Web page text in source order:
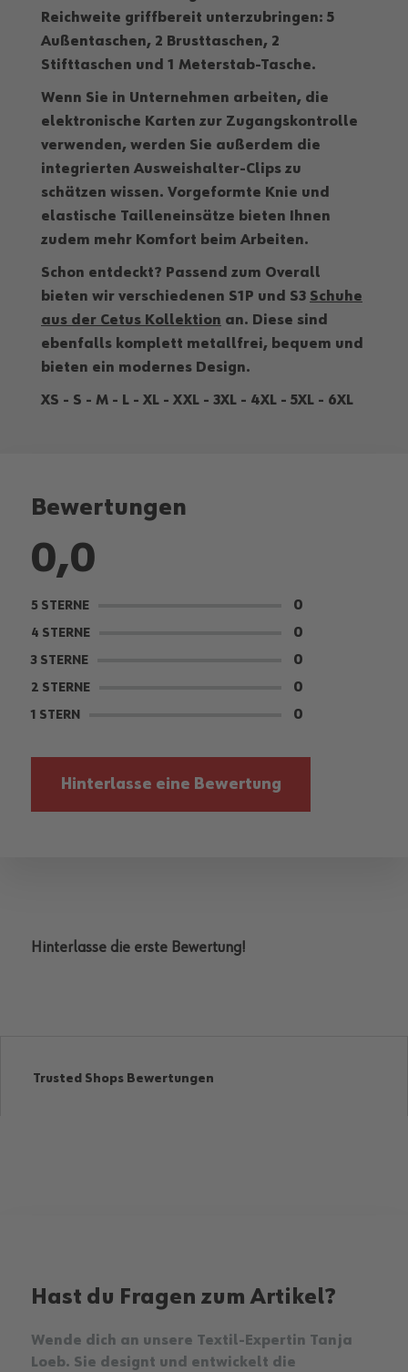
Reichweite griffbereit unterzubringen: 5
Außentaschen, 2 Brusttaschen, 2
Stifttaschen und 1 Meterstab-Tasche.
Wenn Sie in Unternehmen arbeiten, die
elektronische Karten zur Zugangskontrolle
verwenden, werden Sie außerdem die
integrierten Ausweishalter-Clips zu
schätzen wissen. Vorgeformte Knie und
elastische Tailleneinsätze bieten Ihnen
zudem mehr Komfort beim Arbeiten.
Schon entdeckt? Passend zum Overall
bieten wir verschiedenen S1P und S3 Schuhe
aus der Cetus Kollektion an. Diese sind
ebenfalls komplett metallfrei, bequem und
bieten ein modernes Design.
XS - S - M - L - XL - XXL - 3XL - 4XL - 5XL - 6XL
Bewertungen
0,0
5 STERNE 0
4 STERNE 0
3 STERNE 0
2 STERNE 0
1 STERN 0
Hinterlasse eine Bewertung
Hinterlasse die erste Bewertung!
Trusted Shops Bewertungen
Hast du Fragen zum Artikel?
Wende dich an unsere Textil-Expertin Tanja
Loeb. Sie designt und entwickelt die